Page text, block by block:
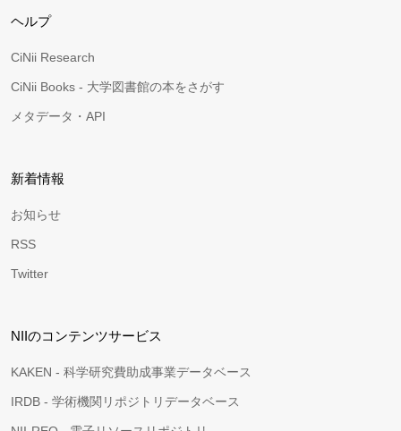
ヘルプ
CiNii Research
CiNii Books - 大学図書館の本をさがす
メタデータ・API
新着情報
お知らせ
RSS
Twitter
NIIのコンテンツサービス
KAKEN - 科学研究費助成事業データベース
IRDB - 学術機関リポジトリデータベース